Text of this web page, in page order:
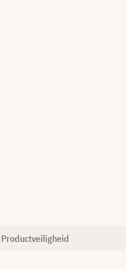
Productveiligheid